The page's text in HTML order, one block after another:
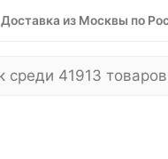
Доставка из Москвы по